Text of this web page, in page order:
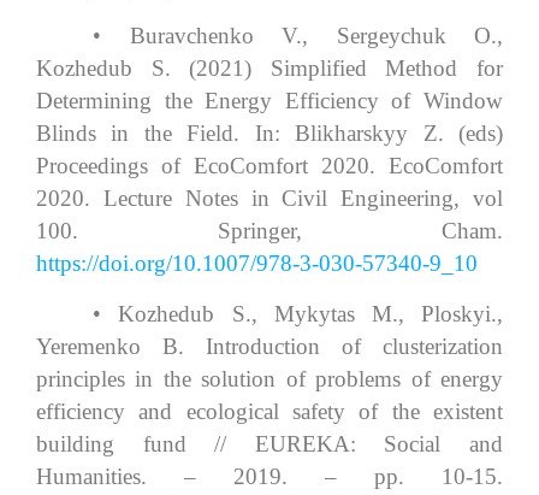
• Buravchenko V., Sergeychuk O.,
Kozhedub S. (2021) Simplified Method for
Determining the Energy Efficiency of Window
Blinds in the Field. In: Blikharskyy Z. (eds)
Proceedings of EcoComfort 2020. EcoComfort
2020. Lecture Notes in Civil Engineering, vol
100. Springer, Cham.
https://doi.org/10.1007/978-3-030-57340-9_10
• Kozhedub S., Mykytas M., Ploskyi.,
Yeremenko B. Introduction of clusterization
principles in the solution of problems of energy
efficiency and ecological safety of the existent
building fund // EUREKA: Social and
Humanities. – 2019. – рр. 10-15.